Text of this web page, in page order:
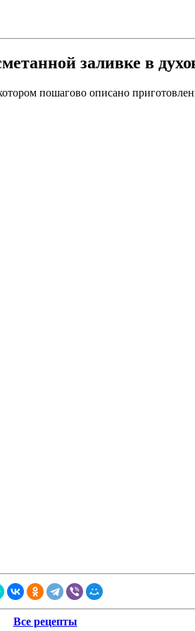
заливке в
пошагово описано
Все рецепты